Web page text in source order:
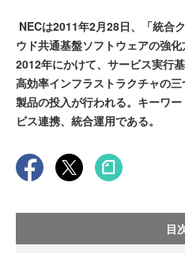
NECは2011年2月28日、「統合
ウド共通基盤ソフトウェアの強
2012年にかけて、サービス実行
高効率インフラストラクチャの
製品の投入が行われる。キーワ
ビス連携、統合運用である。
目